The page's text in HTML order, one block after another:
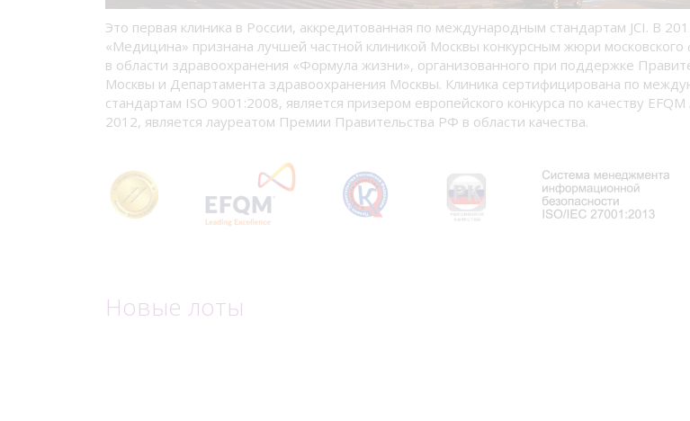
Это первая клиника в России, аккредитованная по международным стандартам JCI. В
«Медицина» признана лучшей частной клиникой Москвы конкурсным жюри московского
в области здравоохранения «Формула жизни», организованного при поддержке
Москвы и Департамента здравоохранения Москвы. Клиника сертифицирована по
стандартам ISO 9001:2008, является призером европейского конкурса по качеству
2012, является лауреатом Премии Правительства РФ в области качества.
Новые лоты